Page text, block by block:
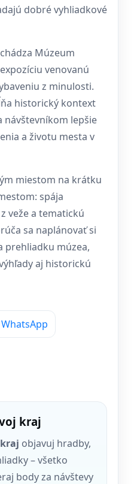
dobré vyhliadkové
Múzeum
venovanú
z minulosti.
historický kontext
návštevníkom lepšie
a životu mesta v
miestom na krátku
spája
veže a tematickú
sa naplánovať si
prehliadku múzea,
aj historickú
kraj
objavuj hradby,
– všetko
body za návštevy